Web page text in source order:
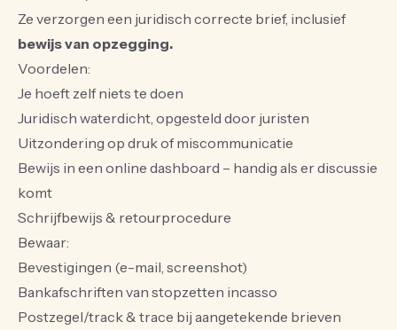
Ze verzorgen een juridisch correcte brief, inclusief
bewijs van opzegging.
Voordelen:
Je hoeft zelf niets te doen
Juridisch waterdicht, opgesteld door juristen
Uitzondering op druk of miscommunicatie
Bewijs in een online dashboard – handig als er discussie
komt
Schrijfbewijs & retourprocedure
Bewaar:
Bevestigingen (e-mail, screenshot)
Bankafschriften van stopzetten incasso
Postzegel/track & trace bij aangetekende brieven